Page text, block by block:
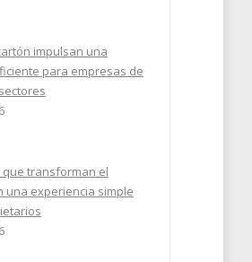
impulsan una
para empresas de
que transforman el
una experiencia simple